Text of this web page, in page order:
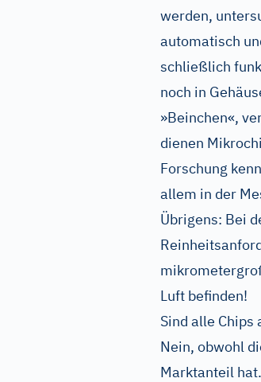
werden,
automatisch
schließlich
noch in
»Beinchen«,
dienen
Forschung
allem in der
Übrigens: Bei
Luft befinden!
Sind alle Chips
Nein, obwohl
Marktanteil